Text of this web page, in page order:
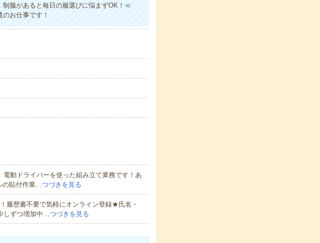
服があると毎日の服選びに悩まずOK！≪
お仕事です！
動ドライバーを使った組み立て業務です！あ
の貼付作業…つづきを見る
履歴書不要で気軽にオンライン登録★氏名・
しずつ増加中…つづきを見る